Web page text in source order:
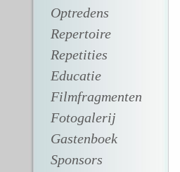
Optredens
Repertoire
Repetities
Educatie
Filmfragmenten
Fotogalerij
Gastenboek
Sponsors